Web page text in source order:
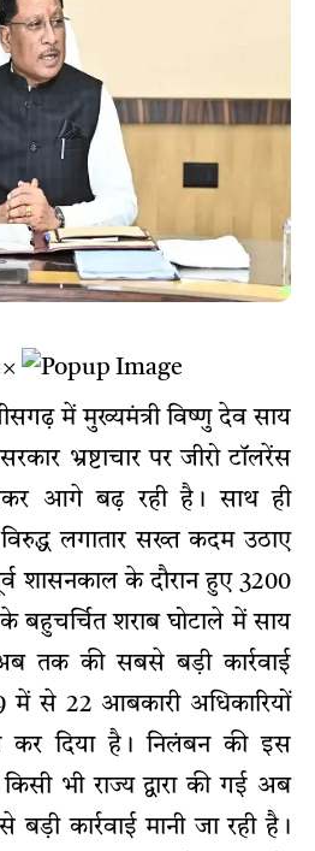
×
में मुख्यमंत्री विष्णु देव साय
भ्रष्टाचार पर जीरो टॉलरेंस
आगे बढ़ रही है। साथ ही
विरुद्ध लगातार सख्त कदम उठाए
शासनकाल के दौरान हुए 3200
बहुचर्चित शराब घोटाले में साय
तक की सबसे बड़ी कार्रवाई
में से 22 आबकारी अधिकारियों
कर दिया है। निलंबन की इस
किसी भी राज्य द्वारा की गई अब
कार्रवाई मानी जा रही है।